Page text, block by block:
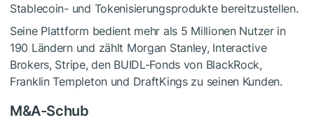
Stablecoin- und Tokenisierungsprodukte bereitzustellen.
Seine Plattform bedient mehr als 5 Millionen Nutzer in
190 Ländern und zählt Morgan Stanley, Interactive
Brokers, Stripe, den BUIDL-Fonds von BlackRock,
Franklin Templeton und DraftKings zu seinen Kunden.
M&A-Schub